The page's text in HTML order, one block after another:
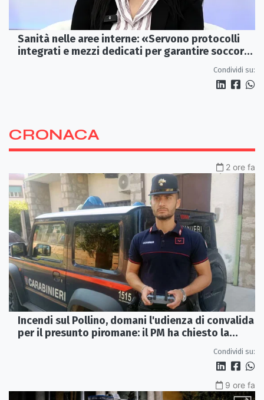
Sanità nelle aree interne: «Servono protocolli
integrati e mezzi dedicati per garantire soccorsi
Condividi su:
CRONACA
2 ore fa
Incendi sul Pollino, domani l'udienza di convalida
per il presunto piromane: il PM ha chiesto la
Condividi su:
9 ore fa